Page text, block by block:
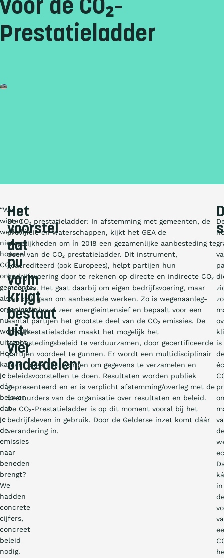
voor de CO₂-
Prestatieladder
“We
wisten
werkelijk
niet
hoeveel
CO₂
onze
gemeente,
als
organisatie,
nu
werkelijk
uitstoot.
Hoe
kan
je
dán
beloven
dat
je
de
emissies
naar
beneden
brengt?
We
hadden
concrete
cijfers,
concreet
beleid
nodig.
Het
voorstel
dat
nu
vorm
krijgt
bestaat
uit
vier
onderdelen:
De CO₂ prestatieladder: In afstemming met gemeenten, de
provincie en waterschappen, kijkt het GEA de
mogelijkheden om ín 2018 een gezamenlijke aanbesteding te
doen van de CO₂ prestatieladder. Dit instrument,
geacrediteerd (ook Europees), helpt partijen hun
bedrijfsvoering door te rekenen op directe en indirecte CO₂
emissies. Het gaat daarbij om eigen bedrijfsvoering, maar
kan ook gaan om aanbestede werken. Zo is wegenaanleg-
en onderhoud zeer energieintensief en bepaalt voor een
aantal partijen het grootste deel van de CO₂ emissies. De
CO₂-Prestatieladder maakt het mogelijk het
aanbestedingsbeleid te verduurzamen, door gecertificeerde
partijen voordeel te gunnen. Er wordt een multidisciplinair
team opgericht worden om gegevens te verzamelen en
beleidsvoorstellen te doen. Resultaten worden publiek
gepresenteerd en er is verplicht afstemming/overleg met de
bestuurders van de organisatie over resultaten en beleid.
De CO₂-Prestatieladder is op dit moment vooral bij het
bedrijfsleven in gebruik. Door de Gelderse inzet komt dáár
verandering in.
is
in